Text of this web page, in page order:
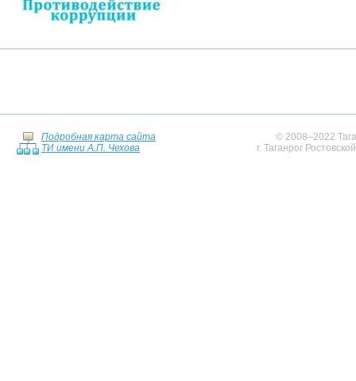
Подробная карта сайта
ТИ имени А.П. Чехова
© 2008–2022
г. Таганрог